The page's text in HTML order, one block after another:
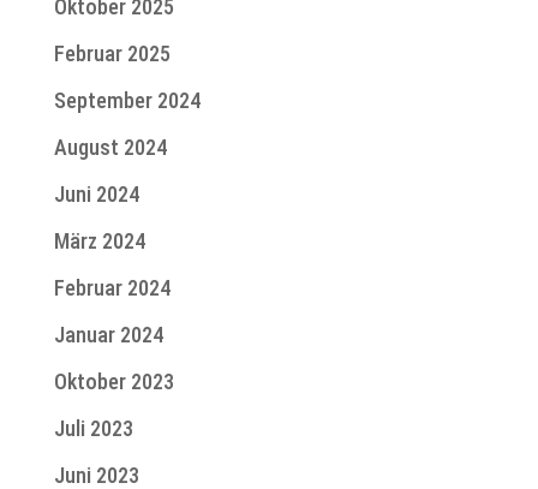
Oktober 2025
Februar 2025
September 2024
August 2024
Juni 2024
März 2024
Februar 2024
Januar 2024
Oktober 2023
Juli 2023
Juni 2023